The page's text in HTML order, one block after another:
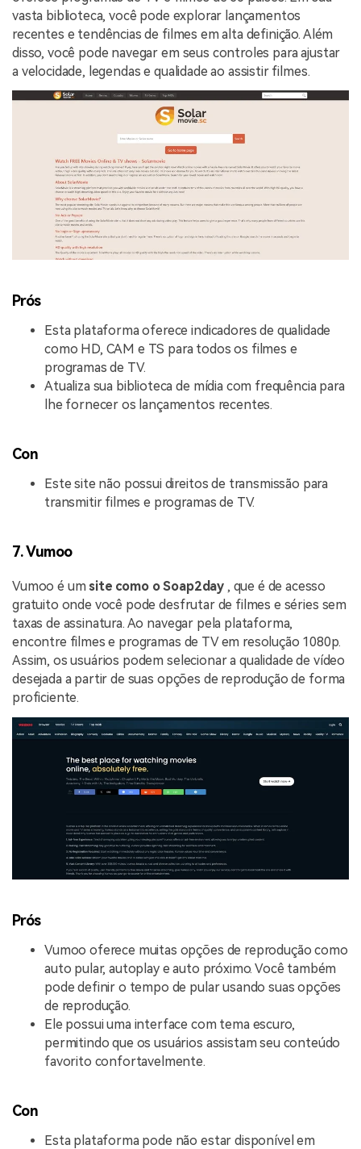
vasta biblioteca, você pode explorar lançamentos
recentes e tendências de filmes em alta definição. Além
disso, você pode navegar em seus controles para ajustar
a velocidade, legendas e qualidade ao assistir filmes.
Prós
Esta plataforma oferece indicadores de qualidade
como HD, CAM e TS para todos os filmes e
programas de TV.
Atualiza sua biblioteca de mídia com frequência para
lhe fornecer os lançamentos recentes.
Con
Este site não possui direitos de transmissão para
transmitir filmes e programas de TV.
7. Vumoo
Vumoo é um site como o Soap2day , que é de acesso
gratuito onde você pode desfrutar de filmes e séries sem
taxas de assinatura. Ao navegar pela plataforma,
encontre filmes e programas de TV em resolução 1080p.
Assim, os usuários podem selecionar a qualidade de vídeo
desejada a partir de suas opções de reprodução de forma
proficiente.
Prós
Vumoo oferece muitas opções de reprodução como
auto pular, autoplay e auto próximo. Você também
pode definir o tempo de pular usando suas opções
de reprodução.
Ele possui uma interface com tema escuro,
permitindo que os usuários assistam seu conteúdo
favorito confortavelmente.
Con
Esta plataforma pode não estar disponível em